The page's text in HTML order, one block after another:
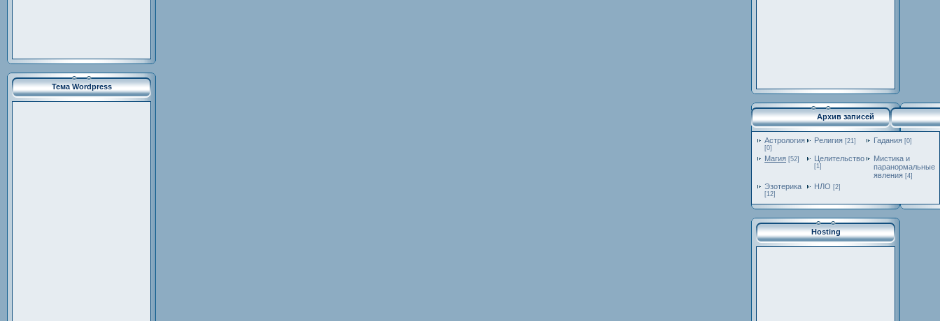
Тема Wordpress
Архив записей
Астрология
[0]
Религия [21] Гадания [0]
Магия [52] Целительство
[1]
Мистика и
паранормальные
явления [4]
Эзотерика
[12]
НЛО [2]
Hosting